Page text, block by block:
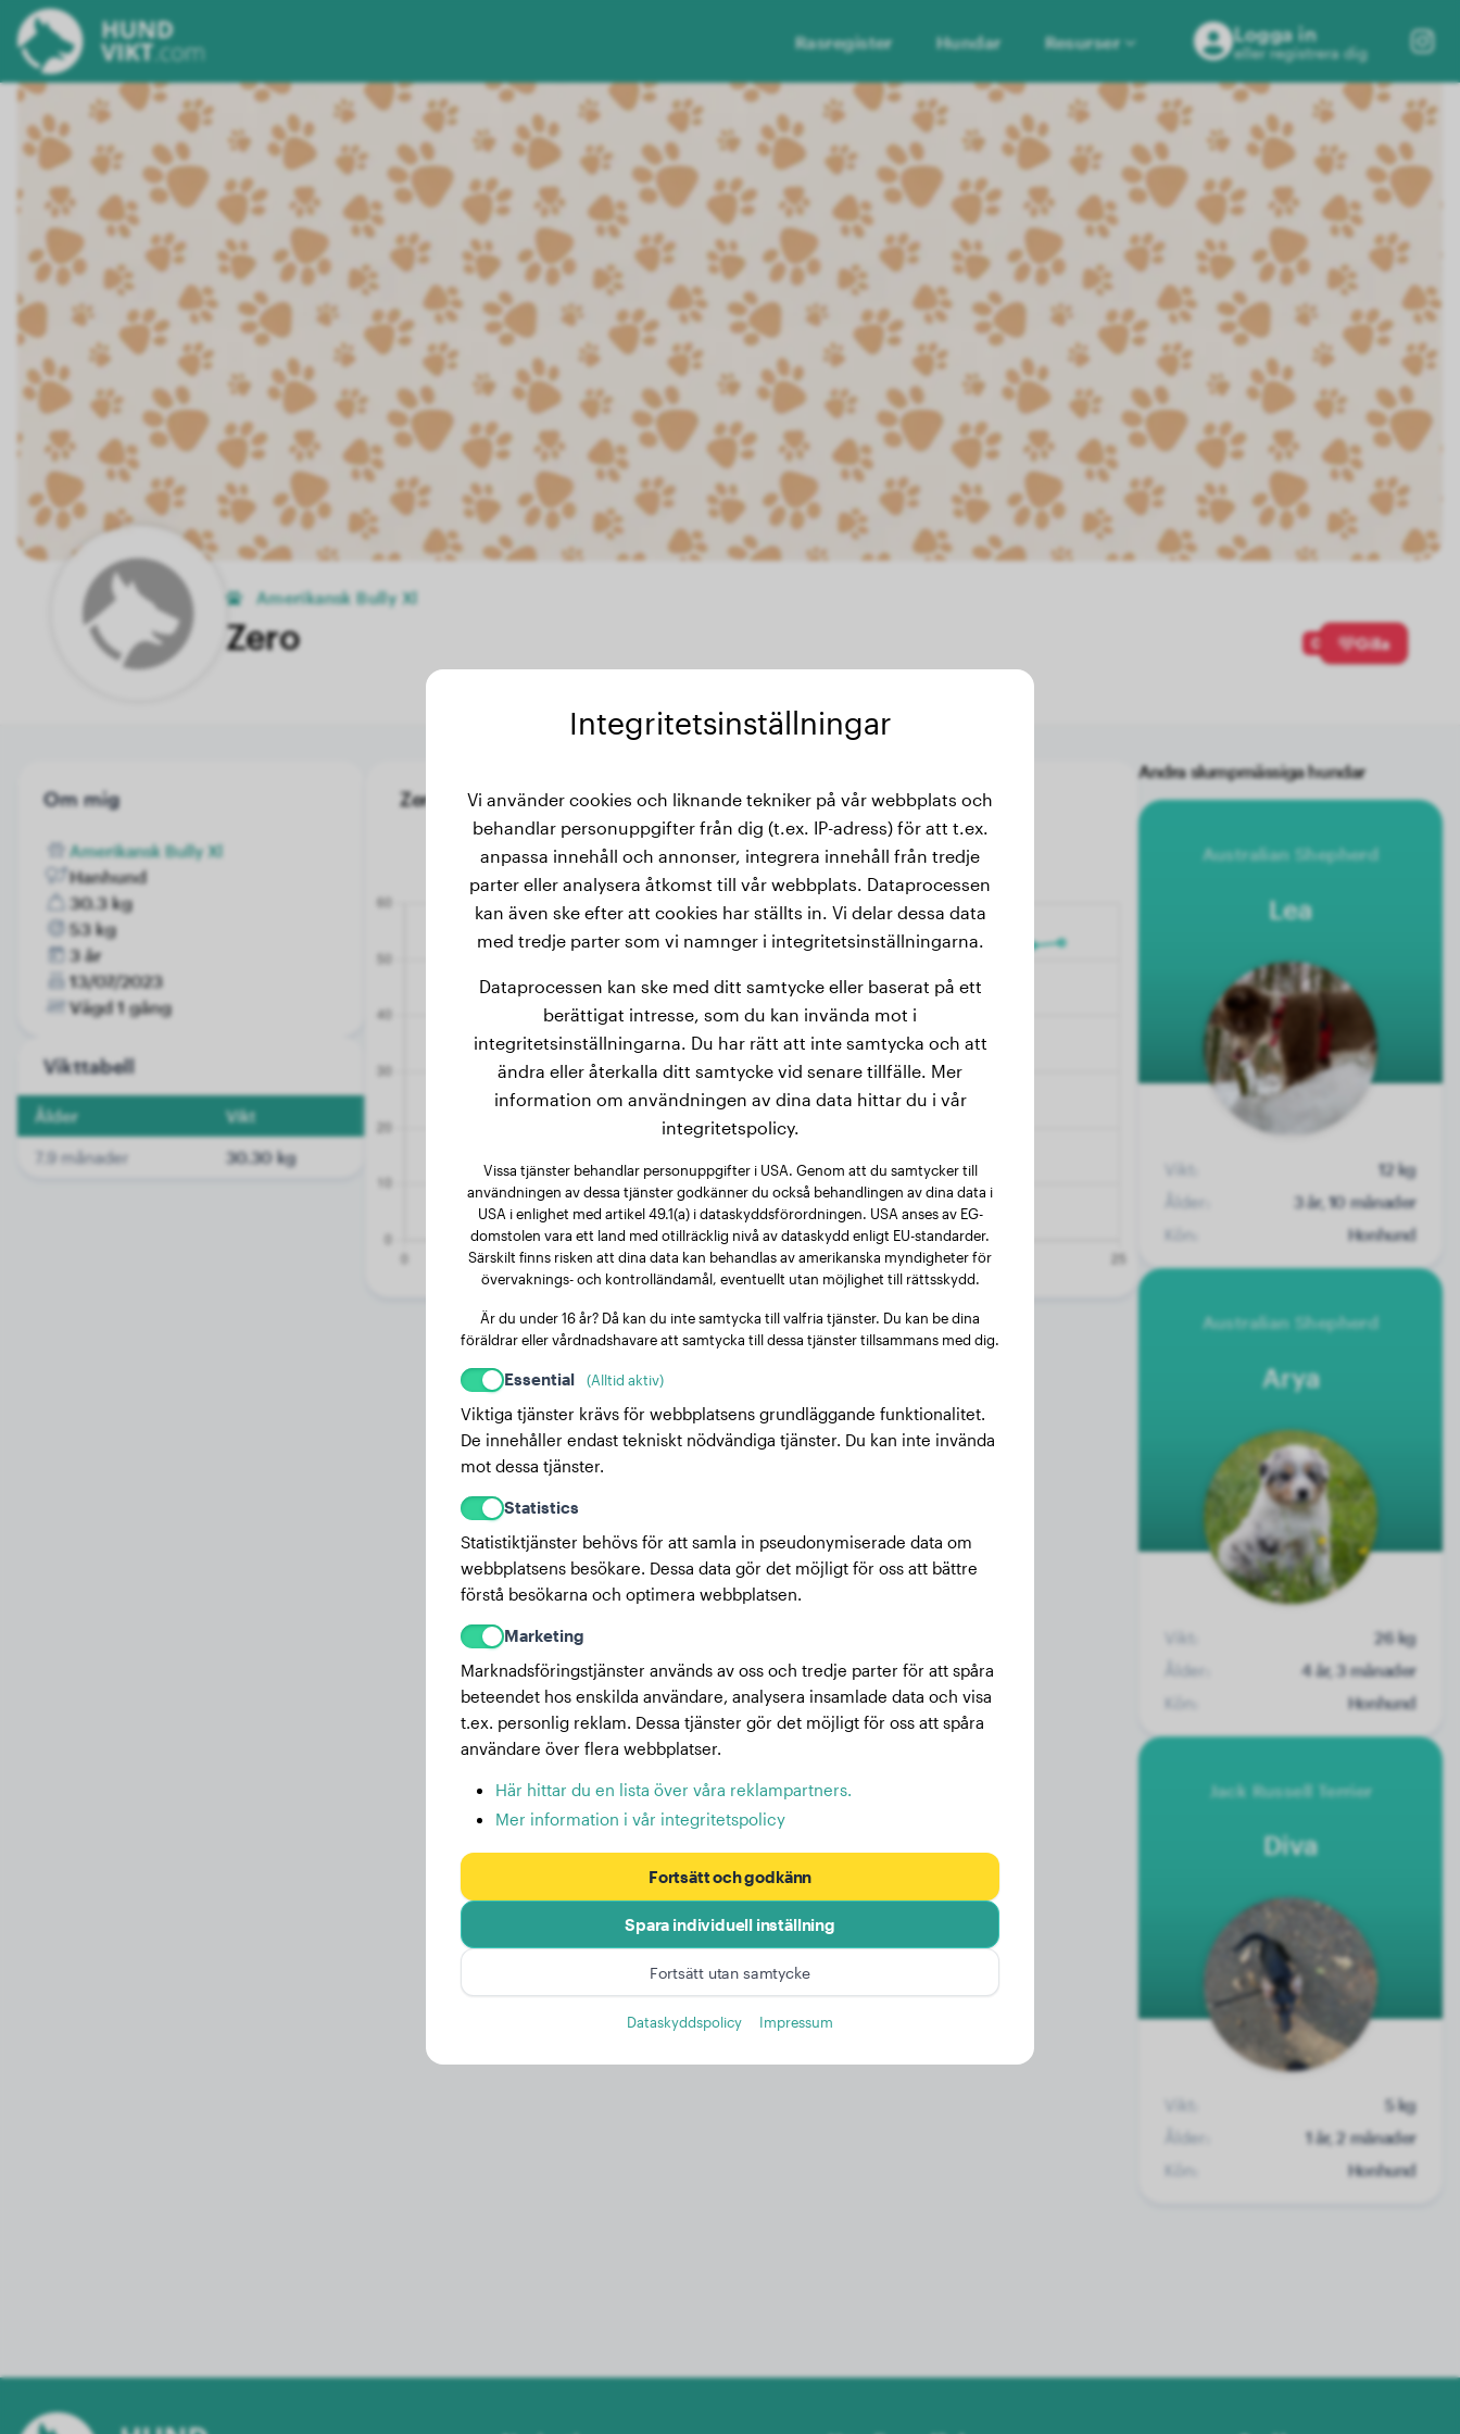
Rasregister Hundar Resurser Logga in
eller registrera dig
Amerikansk Bully Xl
Zero 0 Gilla
Om mig
Amerikansk Bully Xl
Hanhund
30.3 kg
53 kg
3 år
13/07/2023
Vägd 1 gång
Vikttabell
Ålder Vikt
7.9 månader 30.30 kg
Zero's vikthistorik
Andra slumpmässiga hundar
Australian Shepherd
Lea
Vikt:
12 kg
Ålder:
3 år, 10 månader
Kön:
Honhund
Australian Shepherd
Arya
Vikt:
26 kg
Ålder:
4 år, 3 månader
Kön:
Honhund
Jack Russell Terrier
Diva
Vikt:
5 kg
Ålder:
1 år, 2 månader
Kön:
Honhund
Integritetsinställningar
Vi använder cookies och liknande tekniker på vår webbplats och
behandlar personuppgifter från dig (t.ex. IP-adress) för att t.ex.
anpassa innehåll och annonser, integrera innehåll från tredje
parter eller analysera åtkomst till vår webbplats. Dataprocessen
kan även ske efter att cookies har ställts in. Vi delar dessa data
med tredje parter som vi namnger i integritetsinställningarna.
Dataprocessen kan ske med ditt samtycke eller baserat på ett
berättigat intresse, som du kan invända mot i
integritetsinställningarna. Du har rätt att inte samtycka och att
ändra eller återkalla ditt samtycke vid senare tillfälle. Mer
information om användningen av dina data hittar du i vår
integritetspolicy.
Vissa tjänster behandlar personuppgifter i USA. Genom att du samtycker till
användningen av dessa tjänster godkänner du också behandlingen av dina data i
USA i enlighet med artikel 49.1(a) i dataskyddsförordningen. USA anses av EG-
domstolen vara ett land med otillräcklig nivå av dataskydd enligt EU-standarder.
Särskilt finns risken att dina data kan behandlas av amerikanska myndigheter för
övervaknings- och kontrolländamål, eventuellt utan möjlighet till rättsskydd.
Är du under 16 år? Då kan du inte samtycka till valfria tjänster. Du kan be dina
föräldrar eller vårdnadshavare att samtycka till dessa tjänster tillsammans med dig.
Essential (Alltid aktiv)
Viktiga tjänster krävs för webbplatsens grundläggande funktionalitet.
De innehåller endast tekniskt nödvändiga tjänster. Du kan inte invända
mot dessa tjänster.
Statistics
Statistiktjänster behövs för att samla in pseudonymiserade data om
webbplatsens besökare. Dessa data gör det möjligt för oss att bättre
förstå besökarna och optimera webbplatsen.
Marketing
Marknadsföringstjänster används av oss och tredje parter för att spåra
beteendet hos enskilda användare, analysera insamlade data och visa
t.ex. personlig reklam. Dessa tjänster gör det möjligt för oss att spåra
användare över flera webbplatser.
Här hittar du en lista över våra reklampartners.
Mer information i vår integritetspolicy
Fortsätt och godkänn
Spara individuell inställning
Fortsätt utan samtycke
Dataskyddspolicy Impressum